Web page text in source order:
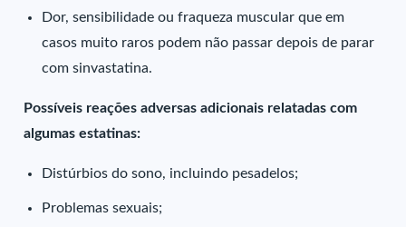
Dor, sensibilidade ou fraqueza muscular que em
casos muito raros podem não passar depois de parar
com sinvastatina.
Possíveis reações adversas adicionais relatadas com
algumas estatinas:
Distúrbios do sono, incluindo pesadelos;
Problemas sexuais;